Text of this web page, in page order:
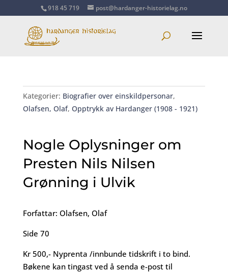
918 45 719 post@hardanger-historielag.no
Kategorier: Biografier over einskildpersonar,
Olafsen, Olaf, Opptrykk av Hardanger (1908 - 1921)
Nogle Oplysninger om
Presten Nils Nilsen
Grønning i Ulvik
Forfattar: Olafsen, Olaf
Side 70
Kr 500,- Nyprenta /innbunde tidskrift i to bind.
Bøkene kan tingast ved å senda e-post til